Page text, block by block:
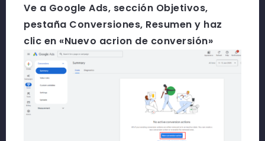
Ve a Google Ads, sección Objetivos,
pestaña Conversiones, Resumen y haz
clic en «Nuevo acrion de conversión»